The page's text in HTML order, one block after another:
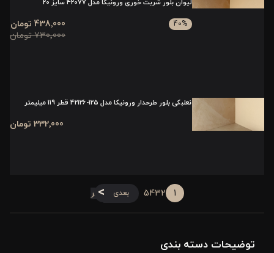
لیوان بلور شربت خوری ورونیکا مدل 42077 سایز 20
40%
730٬000 تومان
438٬000 تومان
نعلبکی بلور طرحدار ورونیکا مدل 125-42126 قطر 119 میلیمتر
332٬000 تومان
1
2
3
4
5 بعدی آخر
توضیحات دسته بندی